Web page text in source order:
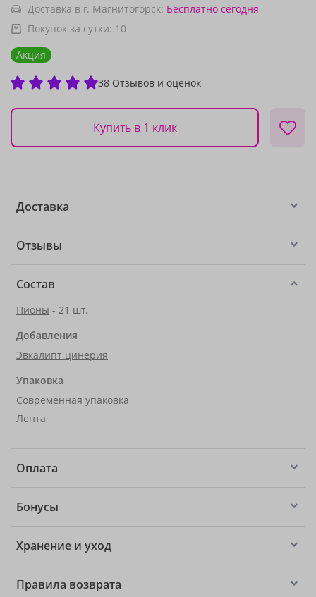
Доставка в г. Магнитогорск: Бесплатно сегодня
Покупок за сутки: 10
Акция
38 Отзывов и оценок
Купить в 1 клик
Доставка
Отзывы
Состав
Пионы - 21 шт.
Добавления
Эвкалипт цинерия
Упаковка
Современная упаковка
Лента
Оплата
Бонусы
Хранение и уход
Правила возврата